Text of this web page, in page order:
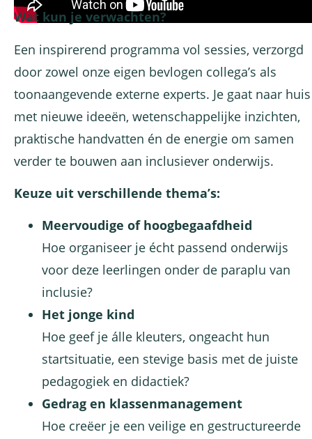
Wat kun je verwachten?
Een inspirerend programma vol sessies, verzorgd
door zowel onze eigen bevlogen collega’s als
toonaangevende externe experts. Je gaat naar huis
met nieuwe ideeën, wetenschappelijke inzichten,
praktische handvatten én de energie om samen
verder te bouwen aan inclusiever onderwijs.
Keuze uit verschillende thema’s:
Meervoudige of hoogbegaafdheid
Hoe organiseer je écht passend onderwijs
voor deze leerlingen onder de paraplu van
inclusie?
Het jonge kind
Hoe geef je álle kleuters, ongeacht hun
startsituatie, een stevige basis met de juiste
pedagogiek en didactiek?
Gedrag en klassenmanagement
Hoe creëer je een veilige en gestructureerde